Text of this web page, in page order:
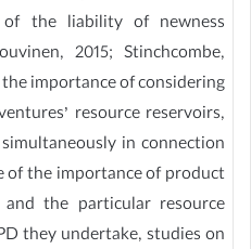
of the liability of newness
2015; Stinchcombe,
importance of considering
resource reservoirs,
in connection
the importance of product
the particular resource
they undertake, studies on